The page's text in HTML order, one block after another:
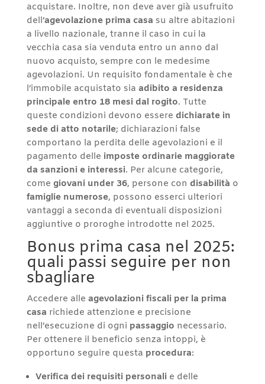
acquistare. Inoltre, non deve aver già usufruito
dell’agevolazione prima casa su altre abitazioni
a livello nazionale, tranne il caso in cui la
vecchia casa sia venduta entro un anno dal
nuovo acquisto, sempre con le medesime
agevolazioni. Un requisito fondamentale è che
l’immobile acquistato sia adibito a residenza
principale entro 18 mesi dal rogito. Tutte
queste condizioni devono essere dichiarate in
sede di atto notarile; dichiarazioni false
comportano la perdita delle agevolazioni e il
pagamento delle imposte ordinarie maggiorate
da sanzioni e interessi. Per alcune categorie,
come giovani under 36, persone con disabilità o
famiglie numerose, possono esserci ulteriori
vantaggi a seconda di eventuali disposizioni
aggiuntive o proroghe introdotte nel 2025.
Bonus prima casa nel 2025:
quali passi seguire per non
sbagliare
Accedere alle agevolazioni fiscali per la prima
casa richiede attenzione e precisione
nell’esecuzione di ogni passaggio necessario.
Per ottenere il beneficio senza intoppi, è
opportuno seguire questa procedura:
Verifica dei requisiti personalie delle